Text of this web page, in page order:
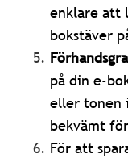
enklare att
bokstäver
på din e-
eller tonen
bekvämt
För att